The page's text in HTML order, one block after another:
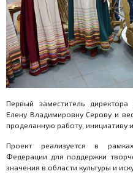
Первый заместитель
Елену Владимировну Серову и
проделанную работу, инициативу
Проект реализуется в
Федерации для поддержки
значения в области культуры и